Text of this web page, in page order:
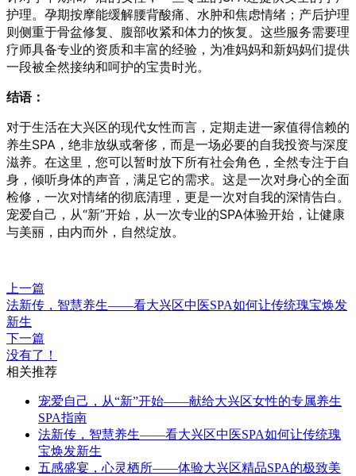
护理。孕期按摩能缓解腰背酸痛、水肿和焦虑情绪；产后护理
则侧重于骨盆修复、腹部收紧和体力的恢复。这些服务需要理
疗师具备专业的资质和丰富的经验，为准妈妈和新妈妈们提供
一段被全然接纳和呵护的宝贵时光。
结语：
对于生活在大兴区的现代女性而言，定期走进一家值得信赖的
养生SPA，绝非放纵或奢侈，而是一场必要的自我投资与深度
滋养。在这里，您可以暂时放下所有社会角色，全然专注于自
身，倾听身体的声音，满足它的需求。这是一次对身心的全面
检修，一次对情绪的彻底清理，更是一次对自我的深情告白。
宠爱自己，从“新”开始，从一次专业的SPA体验开始，让健康
与美丽，由内而外，自然绽放。
上一篇
法新传，智慧养生——看大兴区中医SPA如何让传统瑰宝焕发
新生
下一篇
没有了！
相关推荐
宠爱自己，从“新”开始——献给大兴区女性的专属养生
SPA指南
法新传，智慧养生——看大兴区中医SPA如何让传统瑰
宝焕发新生
五感盛宴，心灵栖所——体验大兴区精品SPA的极致美